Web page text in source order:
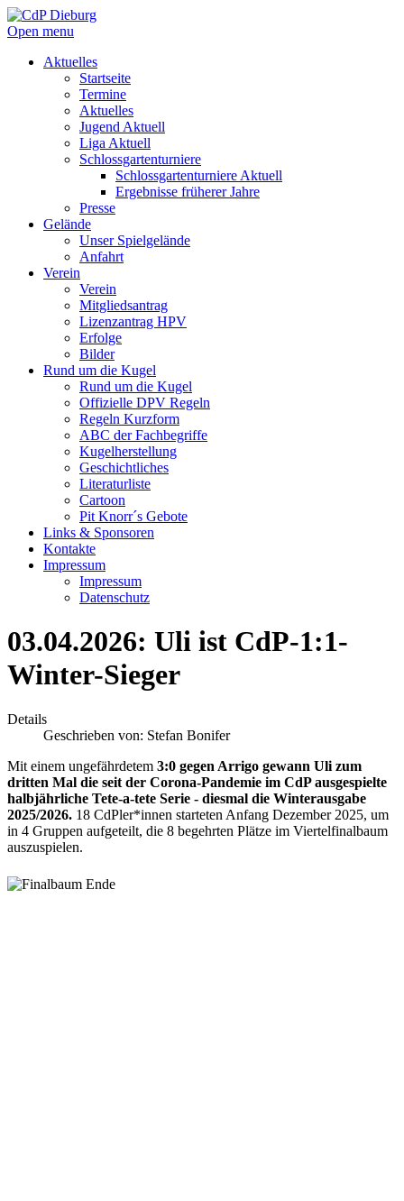
Open menu
Aktuelles
Startseite
Termine
Aktuelles
Jugend Aktuell
Liga Aktuell
Schlossgartenturniere
Schlossgartenturniere Aktuell
Ergebnisse früherer Jahre
Presse
Gelände
Unser Spielgelände
Anfahrt
Verein
Verein
Mitgliedsantrag
Lizenzantrag HPV
Erfolge
Bilder
Rund um die Kugel
Rund um die Kugel
Offizielle DPV Regeln
Regeln Kurzform
ABC der Fachbegriffe
Kugelherstellung
Geschichtliches
Literaturliste
Cartoon
Pit Knorr´s Gebote
Links & Sponsoren
Kontakte
Impressum
Impressum
Datenschutz
03.04.2026: Uli ist CdP-1:1-
Winter-Sieger
Details
Geschrieben von: Stefan Bonifer
Mit einem ungefährdetem 3:0 gegen Arrigo gewann Uli zum
dritten Mal die seit der Corona-Pandemie im CdP ausgespielte
halbjährliche Tete-a-tete Serie - diesmal die Winterausgabe
2025/2026. 18 CdPler*innen starteten Anfang Dezember 2025, um
in 4 Gruppen aufgeteilt, die 8 begehrten Plätze im Viertelfinalbaum
auszuspielen.